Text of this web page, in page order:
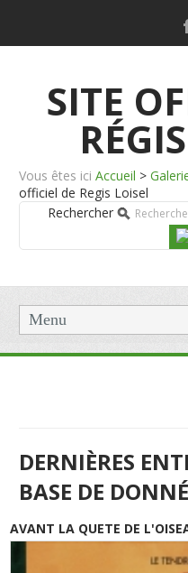
SITE
Vous êtes ici Accueil >
officiel de Regis Loisel
Rechercher
Menu
DERNIÈRES
BASE DE
AVANT LA QUETE DE